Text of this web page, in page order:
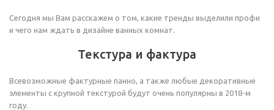
Сегодня мы Вам расскажем о том, какие тренды выделили профи
и чего нам ждать в дизайне ванных комнат.
Текстура и фактура
Всевозможные фактурные панно, а также любые декоративные
элементы с крупной текстурой будут очень популярны в 2018-м
году.